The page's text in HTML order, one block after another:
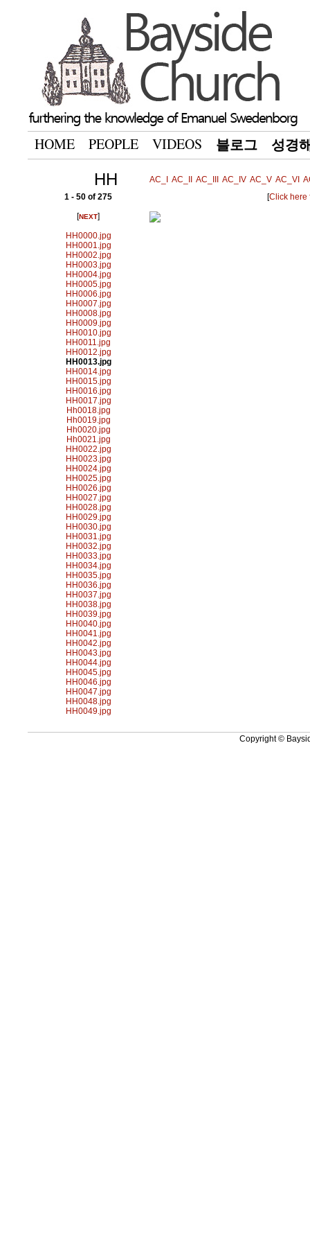
HOME PEOPLE VIDEOS 블로그 성경
HH AC_I AC_II AC_III AC_IV AC_V AC_VI
1 - 50 of 275
[NEXT]
HH0000.jpg
HH0001.jpg
HH0002.jpg
HH0003.jpg
HH0004.jpg
HH0005.jpg
HH0006.jpg
HH0007.jpg
HH0008.jpg
HH0009.jpg
HH0010.jpg
HH0011.jpg
HH0012.jpg
HH0013.jpg
HH0014.jpg
HH0015.jpg
HH0016.jpg
HH0017.jpg
Hh0018.jpg
Hh0019.jpg
Hh0020.jpg
Hh0021.jpg
HH0022.jpg
HH0023.jpg
HH0024.jpg
HH0025.jpg
HH0026.jpg
HH0027.jpg
HH0028.jpg
HH0029.jpg
HH0030.jpg
HH0031.jpg
HH0032.jpg
HH0033.jpg
HH0034.jpg
HH0035.jpg
HH0036.jpg
HH0037.jpg
HH0038.jpg
HH0039.jpg
HH0040.jpg
HH0041.jpg
HH0042.jpg
HH0043.jpg
HH0044.jpg
HH0045.jpg
HH0046.jpg
HH0047.jpg
HH0048.jpg
HH0049.jpg
[Click here
Copyright ©